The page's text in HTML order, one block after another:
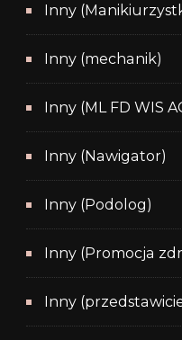
Inny
Inny (mechanik)
Inny (ML FD WIS
Inny (Nawigator)
Inny (Podolog)
Inny (Promocja
Inny